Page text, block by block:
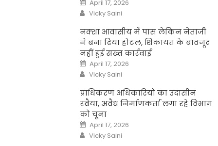
on
April 17, 2026
Author
Vicky Saini
नक्शा आवासीय में पास लेकिन नेताजी
ने बना दिया होटल, शिकायत के बावजूद
नहीं हुई सख्त कार्रवाई
Posted
on
April 17, 2026
Author
Vicky Saini
प्राधिकरण अधिकारियों का उदासीन
रवैया, अवैध निर्माणकर्ता लगा रहे विभाग
को चूना
Posted
on
April 17, 2026
Author
Vicky Saini